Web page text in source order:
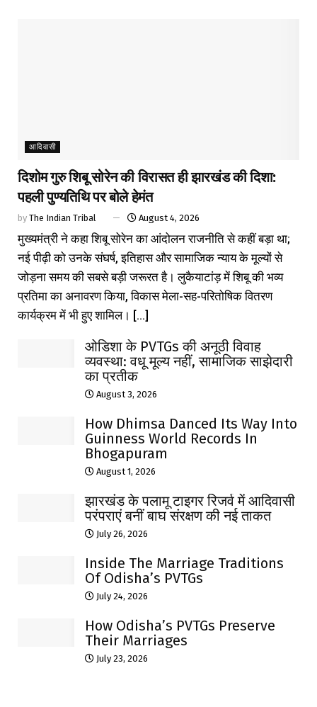
आदिवासी
दिशोम गुरु शिबू सोरेन की विरासत ही झारखंड की दिशा:
पहली पुण्यतिथि पर बोले हेमंत
by The Indian Tribal August 4, 2026
मुख्यमंत्री ने कहा शिबू सोरेन का आंदोलन राजनीति से कहीं बड़ा था;
नई पीढ़ी को उनके संघर्ष, इतिहास और सामाजिक न्याय के मूल्यों से
जोड़ना समय की सबसे बड़ी जरूरत है। लुकैयाटांड़ में शिबू की भव्य
प्रतिमा का अनावरण किया, विकास मेला-सह-परितोषिक वितरण
कार्यक्रम में भी हुए शामिल। [...]
ओडिशा के PVTGs की अनूठी विवाह
व्यवस्था: वधू मूल्य नहीं, सामाजिक साझेदारी
का प्रतीक
August 3, 2026
How Dhimsa Danced Its Way Into
Guinness World Records In
Bhogapuram
August 1, 2026
झारखंड के पलामू टाइगर रिजर्व में आदिवासी
परंपराएं बनीं बाघ संरक्षण की नई ताकत
July 26, 2026
Inside The Marriage Traditions
Of Odisha’s PVTGs
July 24, 2026
How Odisha’s PVTGs Preserve
Their Marriages
July 23, 2026